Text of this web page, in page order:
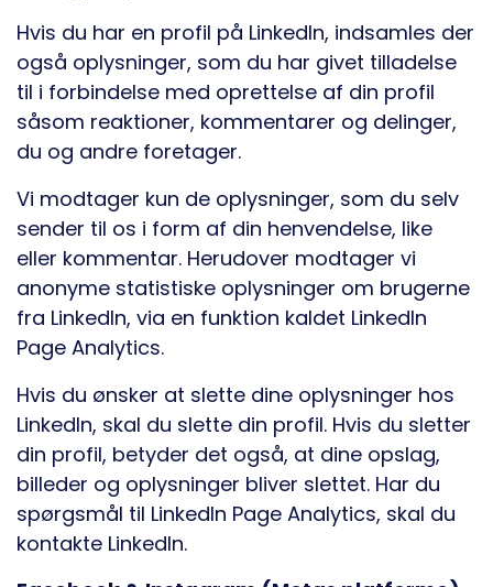
Hvis du har en profil på LinkedIn, indsamles der
også oplysninger, som du har givet tilladelse
til i forbindelse med oprettelse af din profil
såsom reaktioner, kommentarer og delinger,
du og andre foretager.
Vi modtager kun de oplysninger, som du selv
sender til os i form af din henvendelse, like
eller kommentar. Herudover modtager vi
anonyme statistiske oplysninger om brugerne
fra LinkedIn, via en funktion kaldet LinkedIn
Page Analytics.
Hvis du ønsker at slette dine oplysninger hos
LinkedIn, skal du slette din profil. Hvis du sletter
din profil, betyder det også, at dine opslag,
billeder og oplysninger bliver slettet. Har du
spørgsmål til LinkedIn Page Analytics, skal du
kontakte LinkedIn.